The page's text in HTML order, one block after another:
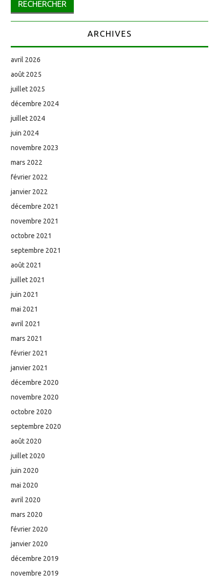
ARCHIVES
avril 2026
août 2025
juillet 2025
décembre 2024
juillet 2024
juin 2024
novembre 2023
mars 2022
février 2022
janvier 2022
décembre 2021
novembre 2021
octobre 2021
septembre 2021
août 2021
juillet 2021
juin 2021
mai 2021
avril 2021
mars 2021
février 2021
janvier 2021
décembre 2020
novembre 2020
octobre 2020
septembre 2020
août 2020
juillet 2020
juin 2020
mai 2020
avril 2020
mars 2020
février 2020
janvier 2020
décembre 2019
novembre 2019